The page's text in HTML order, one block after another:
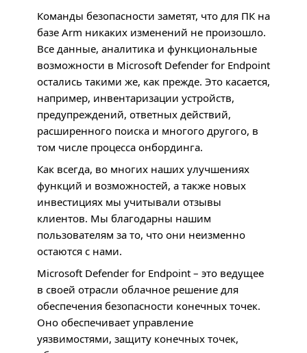
Команды безопасности заметят, что для ПК на
базе Arm никаких изменений не произошло.
Все данные, аналитика и функциональные
возможности в Microsoft Defender for Endpoint
остались такими же, как прежде. Это касается,
например, инвентаризации устройств,
предупреждений, ответных действий,
расширенного поиска и многого другого, в
том числе процесса онбординга.
Как всегда, во многих наших улучшениях
функций и возможностей, а также новых
инвестициях мы учитывали отзывы
клиентов. Мы благодарны нашим
пользователям за то, что они неизменно
остаются с нами.
Microsoft Defender for Endpoint – это ведущее
в своей отрасли облачное решение для
обеспечения безопасности конечных точек.
Оно обеспечивает управление
уязвимостями, защиту конечных точек,